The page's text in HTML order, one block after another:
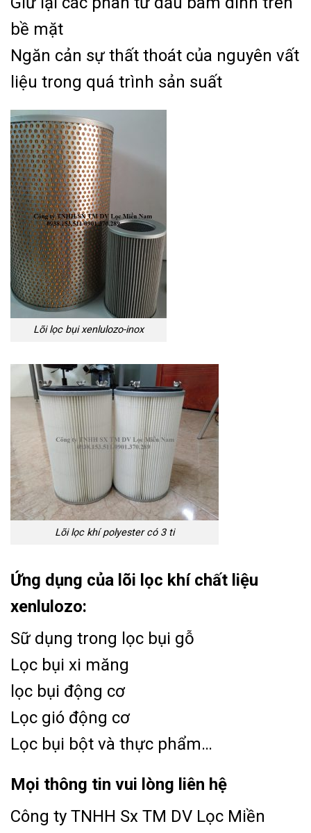
bề mặt
Ngăn cản sự thất thoát của nguyên vất
liệu trong quá trình sản suất
Lõi lọc bụi xenlulozo-inox
Lõi lọc khí polyester có 3 ti
Ứng dụng của lõi lọc khí chất liệu
xenlulozo:
Sữ dụng trong lọc bụi gỗ
Lọc bụi xi măng
lọc bụi động cơ
Lọc gió động cơ
Lọc bụi bột và thực phẩm…
Mọi thông tin vui lòng liên hệ
Công ty TNHH Sx TM DV Lọc Miền